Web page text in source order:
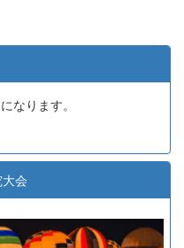
なります。
会